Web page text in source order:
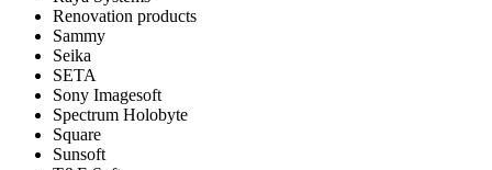
Renovation products
Sammy
Seika
SETA
Sony Imagesoft
Spectrum Holobyte
Square
Sunsoft